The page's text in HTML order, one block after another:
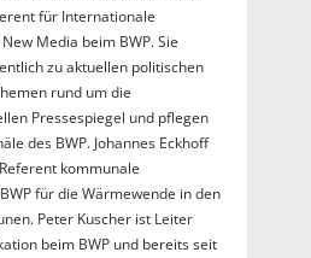
für Internationale
Media beim BWP. Sie
zu aktuellen politischen
rund um die
Pressespiegel und pflegen
des BWP. Johannes Eckhoff
kommunale
für die Wärmewende in den
Peter Kuscher ist Leiter
beim BWP und bereits seit